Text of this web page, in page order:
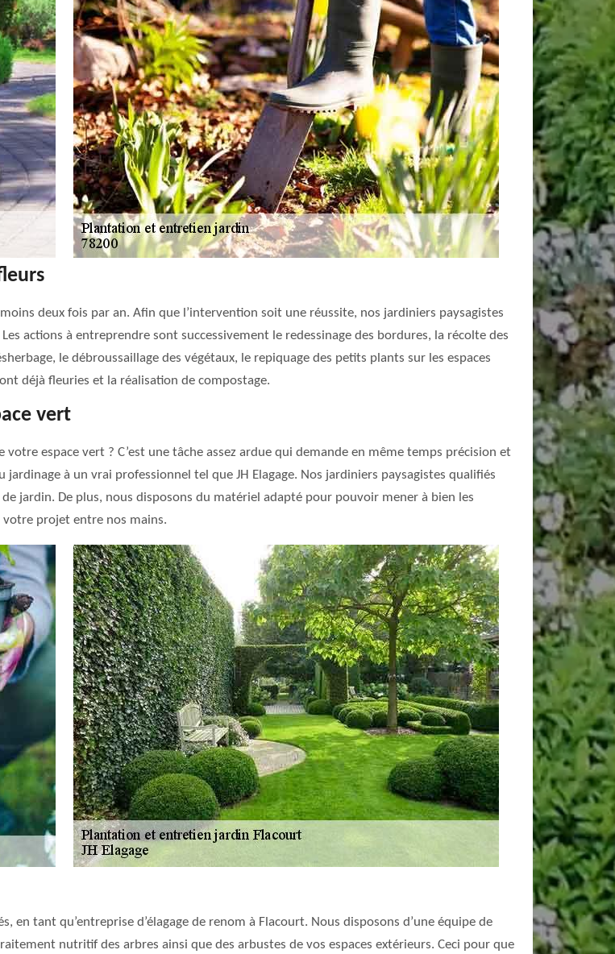
deux fois par an. Afin que l’intervention soit une réussite, nos jardiniers paysagistes
actions à entreprendre sont successivement le redessinage des bordures, la récolte des
le débroussaillage des végétaux, le repiquage des petits plants sur les espaces
déjà fleuries et la réalisation de compostage.
vert
espace vert ? C’est une tâche assez ardue qui demande en même temps précision et
à un vrai professionnel tel que JH Elagage. Nos jardiniers paysagistes qualifiés
jardin. De plus, nous disposons du matériel adapté pour pouvoir mener à bien les
votre projet entre nos mains.
en tant qu’entreprise d’élagage de renom à Flacourt. Nous disposons d’une équipe de
nutritif des arbres ainsi que des arbustes de vos espaces extérieurs. Ceci pour que